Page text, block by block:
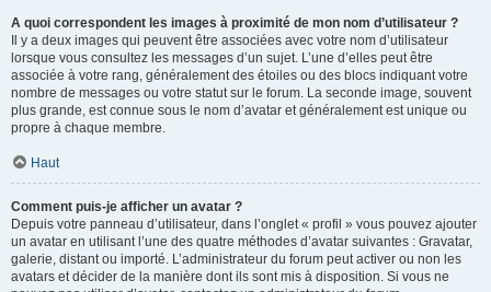
A quoi correspondent les images à proximité de mon nom d’utilisateur ?
Il y a deux images qui peuvent être associées avec votre nom d’utilisateur
lorsque vous consultez les messages d’un sujet. L’une d’elles peut être
associée à votre rang, généralement des étoiles ou des blocs indiquant votre
nombre de messages ou votre statut sur le forum. La seconde image, souvent
plus grande, est connue sous le nom d’avatar et généralement est unique ou
propre à chaque membre.
Haut
Comment puis-je afficher un avatar ?
Depuis votre panneau d’utilisateur, dans l’onglet « profil » vous pouvez ajouter
un avatar en utilisant l’une des quatre méthodes d’avatar suivantes : Gravatar,
galerie, distant ou importé. L’administrateur du forum peut activer ou non les
avatars et décider de la manière dont ils sont mis à disposition. Si vous ne